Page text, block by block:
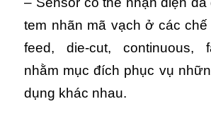
tem nhãn mã vạch ở các
feed, die-cut, continuous,
nhằm mục đích phục vụ
dụng khác nhau.